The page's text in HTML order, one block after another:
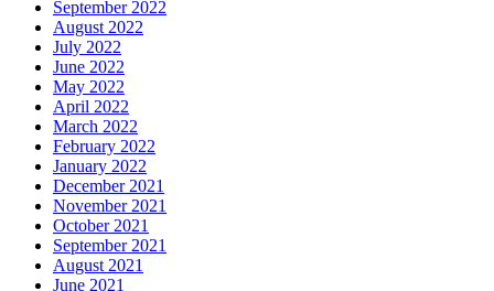
September 2022
August 2022
July 2022
June 2022
May 2022
April 2022
March 2022
February 2022
January 2022
December 2021
November 2021
October 2021
September 2021
August 2021
June 2021